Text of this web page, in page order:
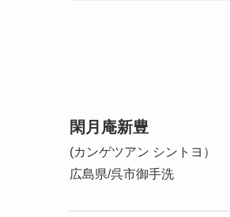
閑月庵新豊
(カンゲツアン シントヨ）
広島県/呉市御手洗